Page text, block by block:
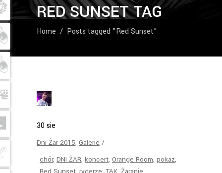
RED SUNSET TAG
Home / Posts tagged "Red Sunset"
30sie
Dni Żar 2015, Galerie
chór, DNI ŻAR, koncert, Orange Room, pokaz,